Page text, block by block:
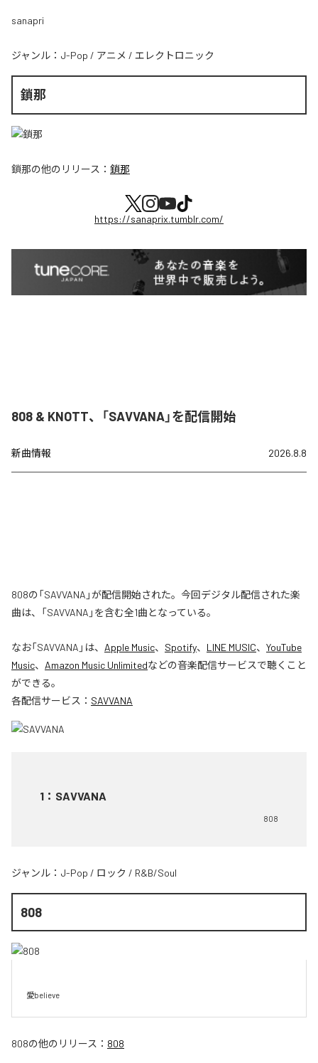
sanapri
ジャンル： J-Pop / アニメ / エレクトロニック
鎖那
鎖那の他のリリース： 鎖那
https://sanaprix.tumblr.com/
808 & KNOTT、「SAVVANA」を配信開始
新曲情報 2026.8.8
808の「SAVVANA」が配信開始された。今回デジタル配信された楽
曲は、「SAVVANA」を含む全1曲となっている。
なお「SAVVANA 」は、 Apple Music、 Spotify、 LINE MUSIC、 YouTube
Music、 Amazon Music Unlimitedなどの音楽配信サービスで聴くこと
ができる。
各配信サービス： SAVVANA
1 ： SAVVANA
808
ジャンル： J-Pop / ロック / R&B/Soul
808
愛believe
808の他のリリース： 808